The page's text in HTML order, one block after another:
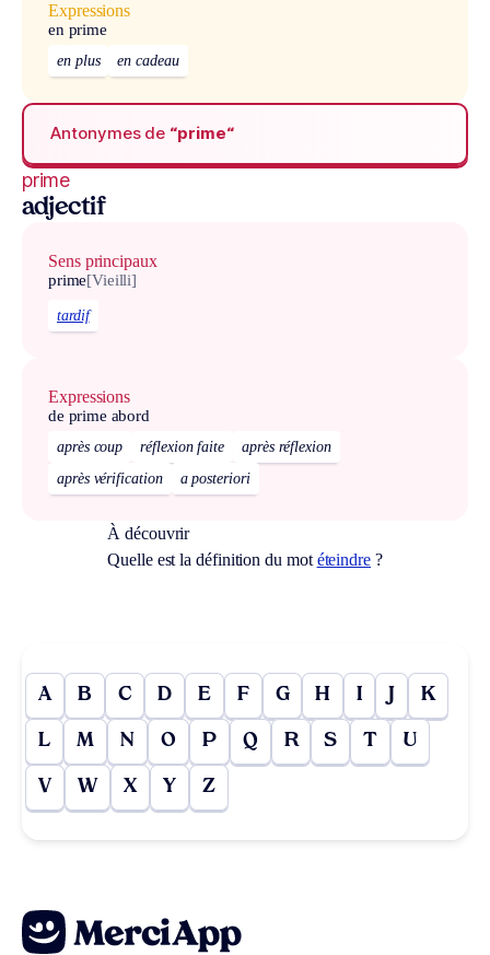
Expressions
en prime
en plus en cadeau
Antonymes de “prime“
prime
adjectif
Sens principaux
prime[Vieilli]
tardif
Expressions
de prime abord
après coup réflexion faite
après réflexion
après vérification
a posteriori
À découvrir
Quelle est la définition du mot éteindre?
A B C D E F G H I J K
L M N O P Q R S T U
V W X Y Z